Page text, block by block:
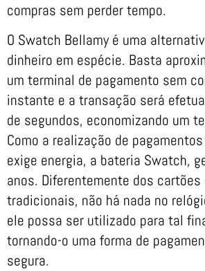
compras sem perder tempo.
O Swatch Bellamy é uma
dinheiro em espécie. Basta
um terminal de pagamento sem
instante e a transação será
de segundos, economizando um
Como a realização de
exige energia, a bateria Swatch,
anos. Diferentemente dos cartões
tradicionais, não há nada no
ele possa ser utilizado para tal
tornando-o uma forma de
segura.